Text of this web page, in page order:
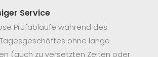
Service
Prüfabläufe während des
ohne lange
(auch zu versetzten Zeiten oder